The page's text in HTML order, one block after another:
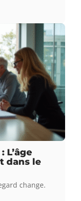
L’âge
dans le
change.